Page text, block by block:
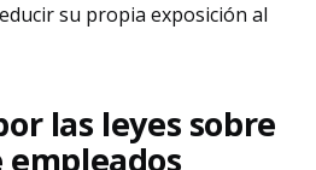
su propia exposición al
las leyes sobre